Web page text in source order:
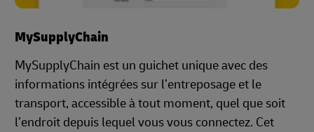
MySupplyChain
MySupplyChain est un guichet unique avec des
informations intégrées sur l’entreposage et le
transport, accessible à tout moment, quel que soit
l’endroit depuis lequel vous vous connectez. Cet